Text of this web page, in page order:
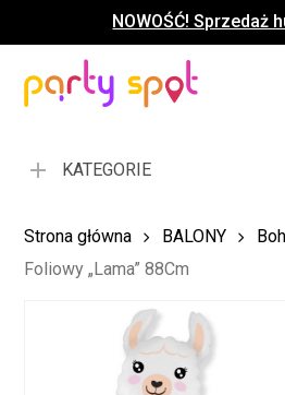
to
content
NOWOŚĆ! Sprzedaż
Koszyk
KATEGORIE
Strona główna BALONY
Foliowy „Lama” 88Cm